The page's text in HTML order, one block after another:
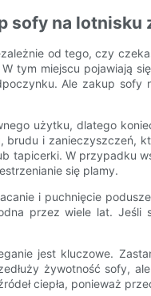
sofy na lotnisku
od tego, czy
tym miejscu pojawiają
Ale zakup
użytku, dlatego
i zanieczyszczeń,
tapicerki. W
się plamy.
i puchnięcie
przez wiele lat.
jest kluczowe.
żywotność sofy,
ciepła, ponieważ